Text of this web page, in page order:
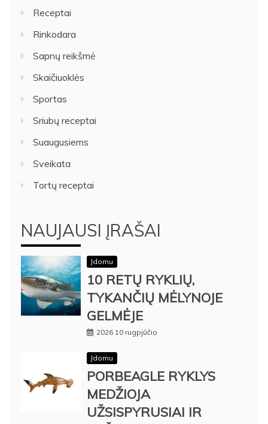
Receptai
Rinkodara
Sapnų reikšmė
Skaičiuoklės
Sportas
Sriubų receptai
Suaugusiems
Sveikata
Tortų receptai
NAUJAUSI ĮRAŠAI
Įdomu
10 RETŲ RYKLIŲ,
TYKANČIŲ MĖLYNOJE
GELMĖJE
2026 10 rugpjūčio
Įdomu
PORBEAGLE RYKLYS
MEDŽIOJA
UŽSISPYRUSIAI IR